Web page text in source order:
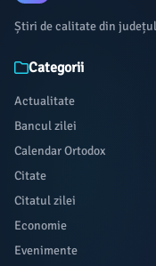
Știri de calitate din
Categorii
Actualitate
Bancul zilei
Calendar Ortodox
Citate
Citatul zilei
Economie
Evenimente